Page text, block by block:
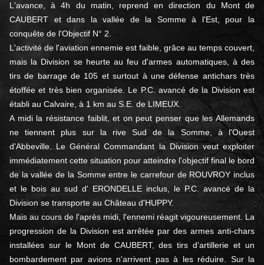
L'avance, à 4h du matin, reprend en direction du Mont de
CAUBERT et dans la vallée de la Somme à l'Est, pour la
conquête de l'Objectif N° 2.
L'activité de l'aviation ennemie est faible, grâce au temps couvert,
mais la Division se heurte au feu d'armes automatiques, à des
tirs de barrage de 105 et surtout à une défense antichars très
étoffée et très bien organisée. Le P.C. avancé de la Division est
établi au Calvaire, à 1 km au S.E. de LIMEUX.
A midi la résistance faiblit, et on peut penser que les Allemands
ne tiennent plus sur la rive Sud de la Somme, à l'Ouest
d'Abbeville. Le Général Commandant la Division veut exploiter
immédiatement cette situation pour atteindre l'objectif final le bord
de la vallée de la Somme entre le carrefour de ROUVROY inclus
et le bois au sud d' ERONDELLE inclus, le P.C. avancé de la
Division se transporte au Château d'HUPPY.
Mais au cours de l'après midi, l'ennemi réagit vigoureusement. La
progression de la Division est arrêtée par des armes anti-chars
installées sur le Mont de CAUBERT, des tirs d'artillerie et un
bombardement par avions n'arrivent pas à les réduire. Sur la